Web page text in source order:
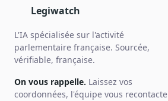
Legiwatch
L'IA spécialisée sur l'activité
parlementaire française. Sourcée,
vérifiable, française.
On vous rappelle. Laissez vos
coordonnées, l'équipe vous recontacte